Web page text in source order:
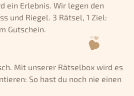
ein Erlebnis. Wir legen den
und Riegel. 3 Rätsel, 1 Ziel:
Gutschein.
Mit unserer Rätselbox wird es
So hast du noch nie einen